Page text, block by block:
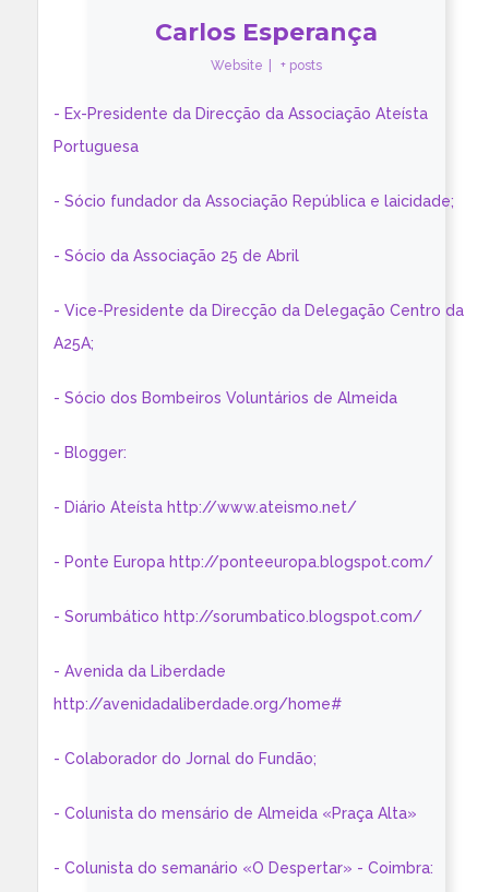
Carlos Esperança
Website + posts
- Ex-Presidente da Direcção da Associação Ateísta
Portuguesa
- Sócio fundador da Associação República e laicidade;
- Sócio da Associação 25 de Abril
- Vice-Presidente da Direcção da Delegação Centro da
A25A;
- Sócio dos Bombeiros Voluntários de Almeida
- Blogger:
- Diário Ateísta http://www.ateismo.net/
- Ponte Europa http://ponteeuropa.blogspot.com/
- Sorumbático http://sorumbatico.blogspot.com/
- Avenida da Liberdade
http://avenidadaliberdade.org/home#
- Colaborador do Jornal do Fundão;
- Colunista do mensário de Almeida «Praça Alta»
- Colunista do semanário «O Despertar» - Coimbra: